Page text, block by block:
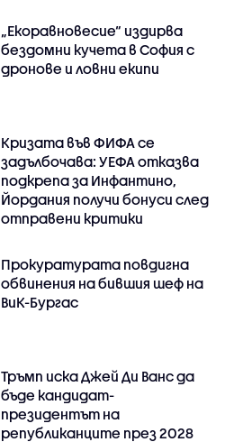
„Екоравновесие“ издирва
бездомни кучета в София с
дронове и ловни екипи
Кризата във ФИФА се
задълбочава: УЕФА отказва
подкрепа за Инфантино,
Йордания получи бонуси след
отправени критики
Прокуратурата повдигна
обвинения на бившия шеф на
ВиК-Бургас
Тръмп иска Джей Ди Ванс да
бъде кандидат-
президентът на
републиканците през 2028